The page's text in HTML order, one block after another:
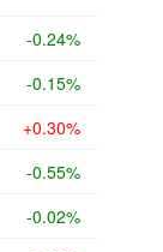
-0.24%
-0.15%
+0.30%
-0.55%
-0.02%